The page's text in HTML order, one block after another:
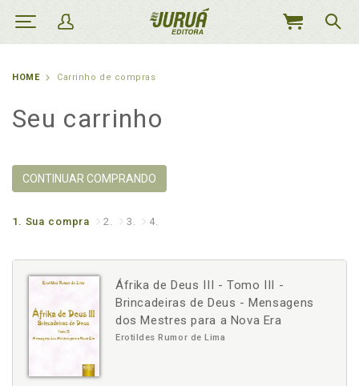
MEU
HOME Carrinho de compras
Seu carrinho
CONTINUAR COMPRANDO
1. Sua compra 2. 3. 4.
Áfrika de Deus III - Tomo III -
Brincadeiras de Deus - Mensagens
dos Mestres para a Nova Era
Erotildes Rumor de Lima